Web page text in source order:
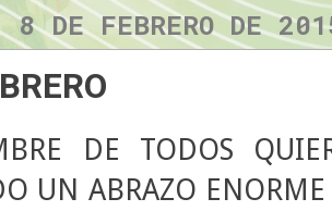
8 DE FEBRERO DE
DE TODOS
UN ABRAZO